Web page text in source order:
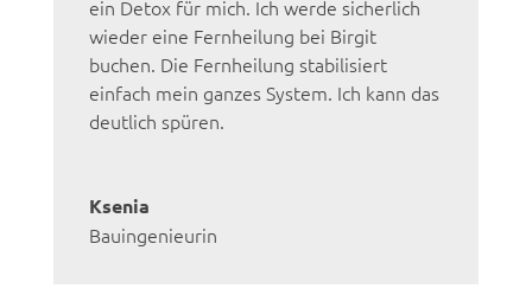
ein Detox für mich. Ich werde sicherlich
wieder eine Fernheilung bei Birgit
buchen. Die Fernheilung stabilisiert
einfach mein ganzes System. Ich kann das
deutlich spüren.
Ksenia
Bauingenieurin